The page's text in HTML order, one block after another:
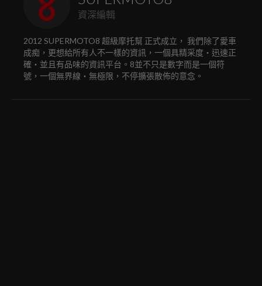
資深編輯
2012 SUPERMOTO8 超級摩托幫 正式成立， 我們除了愛車
成痴，更想給所有人不一樣的資訊，一個具精采度‧迅速正
確‧並且有品味的資訊平台。8並不只是數字而是一個符
號，一個無界線‧無極限，不停擴張散佈的意念。